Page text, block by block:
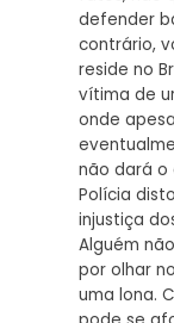
defender
contrário,
reside no
vítima de
onde
não dará o
Polícia
injustiça
Alguém
por olhar
uma lona.